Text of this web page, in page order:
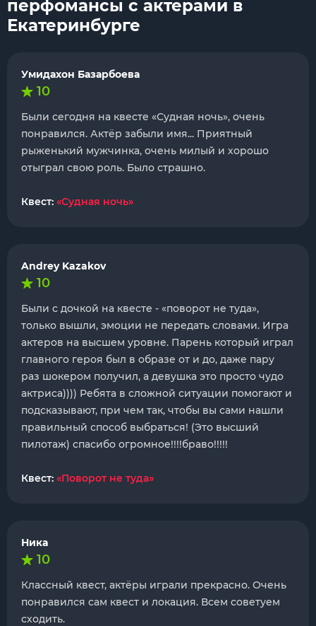
перфомансы с актерами в
Екатеринбурге
Умидахон Базарбоева
10
Были сегодня на квесте «Судная ночь», очень
понравился. Актёр забыли имя... Приятный
рыженький мужчинка, очень милый и хорошо
отыграл свою роль. Было страшно.
Квест: «Судная ночь»
Andrey Kazakov
10
Были с дочкой на квесте - «поворот не туда»,
только вышли, эмоции не передать словами. Игра
актеров на высшем уровне. Парень который играл
главного героя был в образе от и до, даже пару
раз шокером получил, а девушка это просто чудо
актриса)))) Ребята в сложной ситуации помогают и
подсказывают, при чем так, чтобы вы сами нашли
правильный способ выбраться! (Это высший
пилотаж) спасибо огромное!!!!браво!!!!!
Квест: «Поворот не туда»
Ника
10
Классный квест, актёры играли прекрасно. Очень
понравился сам квест и локация. Всем советуем
сходить.